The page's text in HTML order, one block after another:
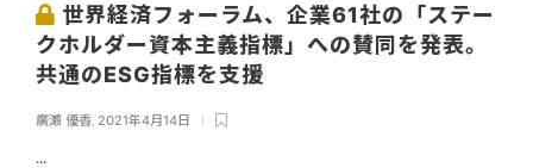
世界経済フォーラム、企業61社の「ステー
クホルダー資本主義指標」への賛同を発表。
共通のESG指標を支援
廣瀬 優香 2021年4月14日
...